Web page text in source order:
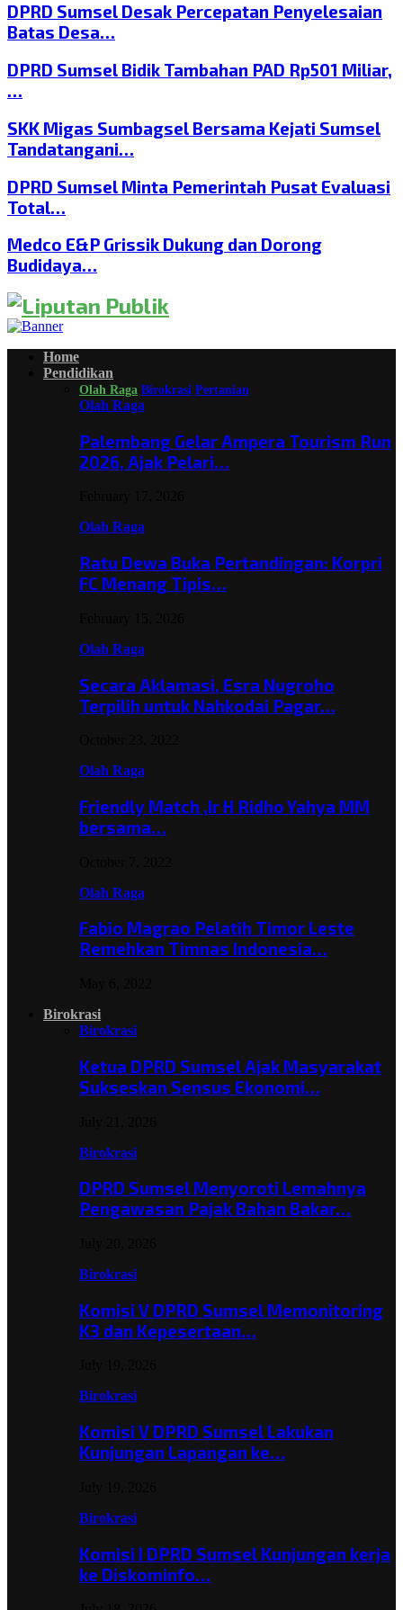
DPRD Sumsel Desak Percepatan Penyelesaian
Batas Desa…
DPRD Sumsel Bidik Tambahan PAD Rp501 Miliar,
…
SKK Migas Sumbagsel Bersama Kejati Sumsel
Tandatangani…
DPRD Sumsel Minta Pemerintah Pusat Evaluasi
Total…
Medco E&P Grissik Dukung dan Dorong
Budidaya…
Home
Pendidikan
Olah Raga Birokrasi Pertanian
Olah Raga
Palembang Gelar Ampera Tourism Run
2026, Ajak Pelari…
Olah Raga
Ratu Dewa Buka Pertandingan: Korpri
FC Menang Tipis…
Olah Raga
Secara Aklamasi, Esra Nugroho
Terpilih untuk Nahkodai Pagar…
Olah Raga
Friendly Match ,Ir H Ridho Yahya MM
bersama…
Olah Raga
Fabio Magrao Pelatih Timor Leste
Remehkan Timnas Indonesia…
Birokrasi
Birokrasi
Ketua DPRD Sumsel Ajak Masyarakat
Sukseskan Sensus Ekonomi…
Birokrasi
DPRD Sumsel Menyoroti Lemahnya
Pengawasan Pajak Bahan Bakar…
Birokrasi
Komisi V DPRD Sumsel Memonitoring
K3 dan Kepesertaan…
Birokrasi
Komisi V DPRD Sumsel Lakukan
Kunjungan Lapangan ke…
Birokrasi
Komisi I DPRD Sumsel Kunjungan kerja
ke Diskominfo…